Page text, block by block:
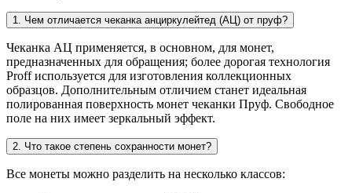
1. Чем отличается чеканка анциркулейтед (АЦ) от пруф?
Чеканка АЦ применяется, в основном, для монет,
предназначенных для обращения; более дорогая технология
Proff используется для изготовления коллекционных
образцов. Дополнительным отличием станет идеальная
полированная поверхность монет чеканки Пруф. Свободное
поле на них имеет зеркальный эффект.
2. Что такое степень сохранности монет?
Все монеты можно разделить на несколько классов: